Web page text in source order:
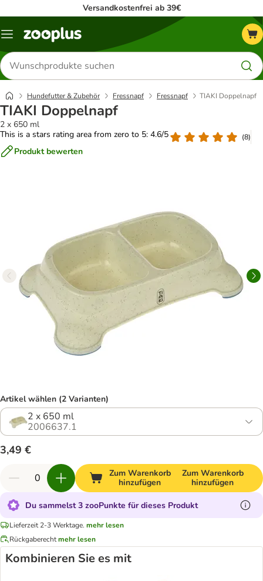
Versandkostenfrei ab 39€
Menü
Produkte
suchen
Hundefutter & Zubehör Fressnapf Fressnapf TIAKI Doppelnapf
TIAKI Doppelnapf
2 x 650 ml
This is a stars rating area from zero to 5: 4.6/5
(8)
Produkt bewerten
Artikel wählen (2 Varianten)
2 x 650 ml
2006637.1
3,49 €
Zum Warenkorb
hinzufügen
Zum Warenkorb
hinzufügen
Du sammelst 3 zooPunkte für dieses Produkt
Lieferzeit 2-3 Werktage. mehr lesen
Rückgaberechtmehr lesen
Kombinieren Sie es mit